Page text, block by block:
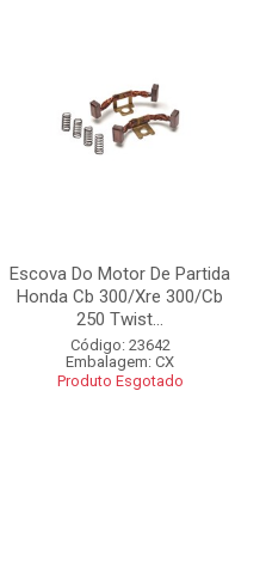
Escova Do Motor De Partida
Honda Cb 300/Xre 300/Cb
250 Twist...
Código: 23642
Embalagem: CX
Produto Esgotado